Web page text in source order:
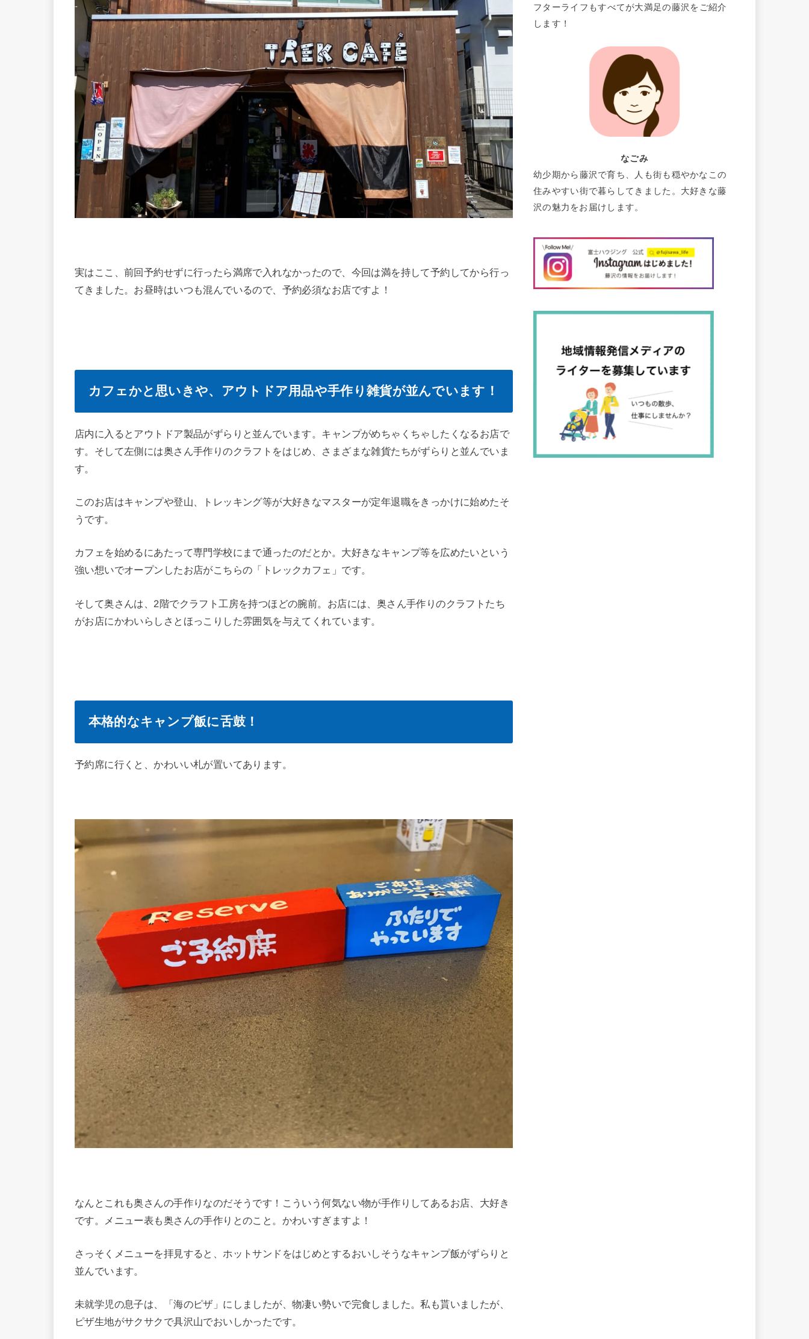
実はここ、前回予約せずに行ったら満席で入れなかったので、今回は満を持して予約してから行っ
てきました。お昼時はいつも混んでいるので、予約必須なお店ですよ！
カフェかと思いきや、アウトドア用品や手作り雑貨が並んでいます！
店内に入るとアウトドア製品がずらりと並んでいます。キャンプがめちゃくちゃしたくなるお店で
す。そして左側には奥さん手作りのクラフトをはじめ、さまざまな雑貨たちがずらりと並んでいま
す。
このお店はキャンプや登山、トレッキング等が大好きなマスターが定年退職をきっかけに始めたそ
うです。
カフェを始めるにあたって専門学校にまで通ったのだとか。大好きなキャンプ等を広めたいという
強い想いでオープンしたお店がこちらの「トレックカフェ」です。
そして奥さんは、2階でクラフト工房を持つほどの腕前。お店には、奥さん手作りのクラフトたち
がお店にかわいらしさとほっこりした雰囲気を与えてくれています。
本格的なキャンプ飯に舌鼓！
予約席に行くと、かわいい札が置いてあります。
なんとこれも奥さんの手作りなのだそうです！こういう何気ない物が手作りしてあるお店、大好き
です。メニュー表も奥さんの手作りとのこと。かわいすぎますよ！
さっそくメニューを拝見すると、ホットサンドをはじめとするおいしそうなキャンプ飯がずらりと
並んでいます。
未就学児の息子は、「海のピザ」にしましたが、物凄い勢いで完食しました。私も貰いましたが、
ピザ生地がサクサクで具沢山でおいしかったです。
フターライフもすべてが大満足の藤沢をご紹介
します！
なごみ
幼少期から藤沢で育ち、人も街も穏やかなこの
住みやすい街で暮らしてきました。大好きな藤
沢の魅力をお届けします。